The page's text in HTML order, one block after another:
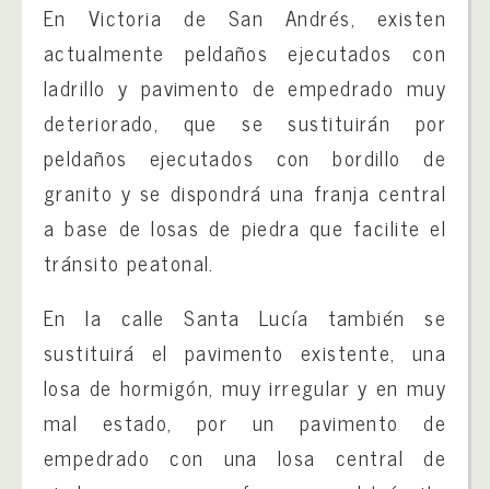
En Victoria de San Andrés, existen
actualmente peldaños ejecutados con
ladrillo y pavimento de empedrado muy
deteriorado, que se sustituirán por
peldaños ejecutados con bordillo de
granito y se dispondrá una franja central
a base de losas de piedra que facilite el
tránsito peatonal.
En la calle Santa Lucía también se
sustituirá el pavimento existente, una
losa de hormigón, muy irregular y en muy
mal estado, por un pavimento de
empedrado con una losa central de